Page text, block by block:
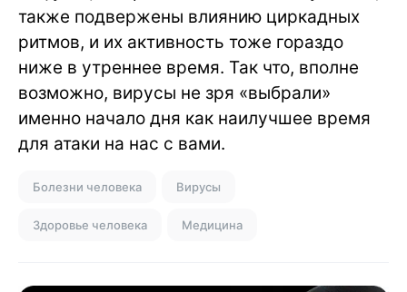
также подвержены влиянию циркадных
ритмов, и их активность тоже гораздо
ниже в утреннее время. Так что, вполне
возможно, вирусы не зря «выбрали»
именно начало дня как наилучшее время
для атаки на нас с вами.
Болезни человека Вирусы
Здоровье человека Медицина